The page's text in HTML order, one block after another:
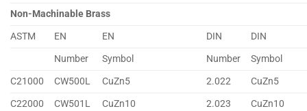
Non-Machinable Brass
ASTM
EN EN DIN
DIN
Number
Symbol Number
Symbol
C21000
CW500L CuZn5 2.022
CuZn5
C22000
CW501L CuZn10 2.023
CuZn10